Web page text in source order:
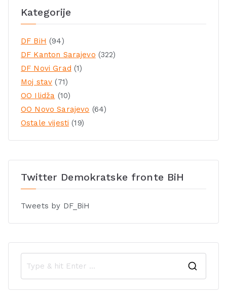
Kategorije
DF BiH (94)
DF Kanton Sarajevo (322)
DF Novi Grad (1)
Moj stav (71)
OO Ilidža (10)
OO Novo Sarajevo (64)
Ostale vijesti (19)
Twitter Demokratske fronte BiH
Tweets by DF_BiH